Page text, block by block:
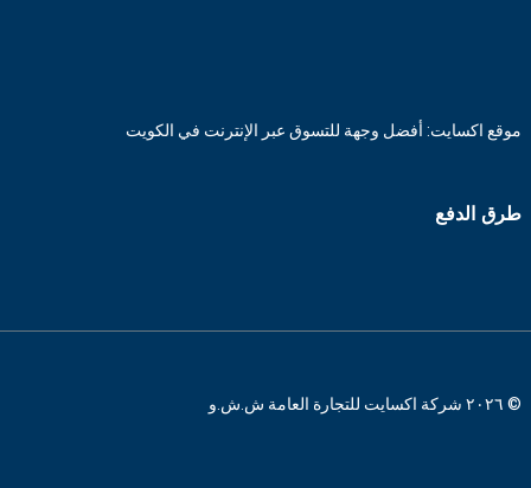
موقع اكسايت: أفضل وجهة للتسوق عبر الإنترنت في الكويت
طرق الدفع
© ٢٠٢٦ شركة اكسايت للتجارة العامة ش.ش.و